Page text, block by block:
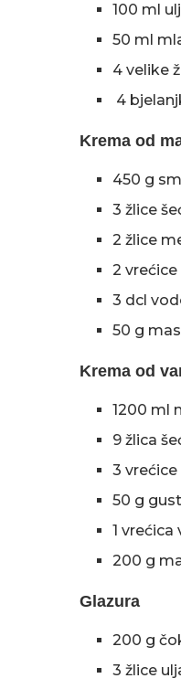
100 ml
50 ml
4 velike
4
Krema od
450 g
3 žlice
2 žlice
2
3 dcl
50 g
Krema od
1200 ml
9 žlica
3
50 g
1 vrećica
200 g
Glazura
200 g
3 žlice